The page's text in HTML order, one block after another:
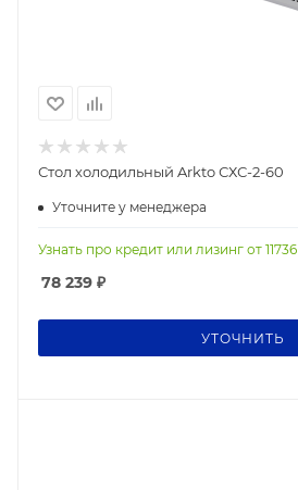
Стол холодильный Arkto СХС-2-60
Уточните у менеджера
Узнать про кредит или лизинг от 11736
78 239 ₽
УТОЧНИТЬ